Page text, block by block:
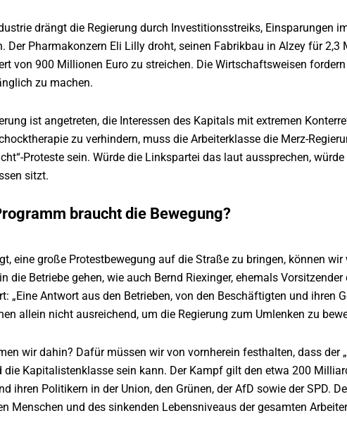
drängt die Regierung durch Investitionsstreiks, Einsparungen
Der Pharmakonzern Eli Lilly droht, seinen Fabrikbau in Alzey für
von 900 Millionen Euro zu streichen. Die Wirtschaftsweisen
zu machen.
ist angetreten, die Interessen des Kapitals mit extremen
zu verhindern, muss die Arbeiterklasse die Merz-
Proteste sein. Würde die Linkspartei das laut aussprechen,
sitzt.
braucht die Bewegung?
eine große Protestbewegung auf die Straße zu bringen, können
die Betriebe gehen, wie auch Bernd Riexinger, ehemals
„Eine Antwort aus den Betrieben, von den Beschäftigten und ihren
allein nicht ausreichend, um die Regierung zum Umlenken zu
wir dahin? Dafür müssen wir von vornherein festhalten, dass der
die Kapitalistenklasse sein kann. Der Kampf gilt den etwa 200
ihren Politikern in der Union, den Grünen, der AfD sowie der SPD.
Menschen und des sinkenden Lebensniveaus der gesamten